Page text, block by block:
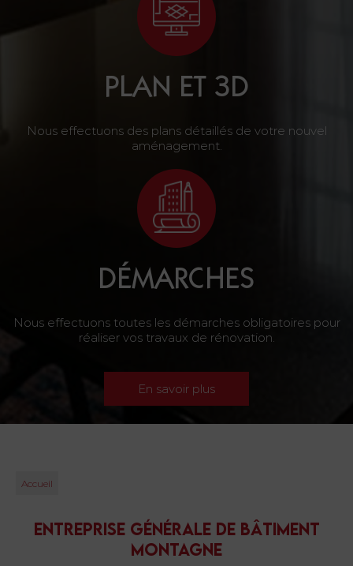
PLAN ET 3D
Nous effectuons des plans détaillés de votre nouvel
aménagement.
DÉMARCHES
Nous effectuons toutes les démarches obligatoires pour
réaliser vos travaux de rénovation.
En savoir plus
Accueil
Entreprise générale de bâtiment
Montagne